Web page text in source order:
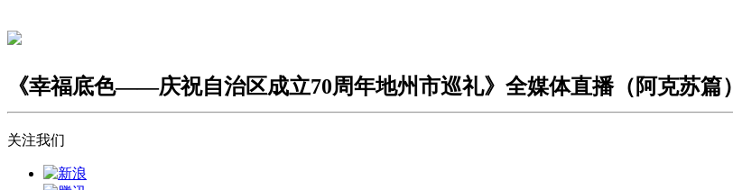
《幸福底色——庆祝自治区成立70周年地州市巡礼》全媒体直播（阿克苏篇）
关注我们